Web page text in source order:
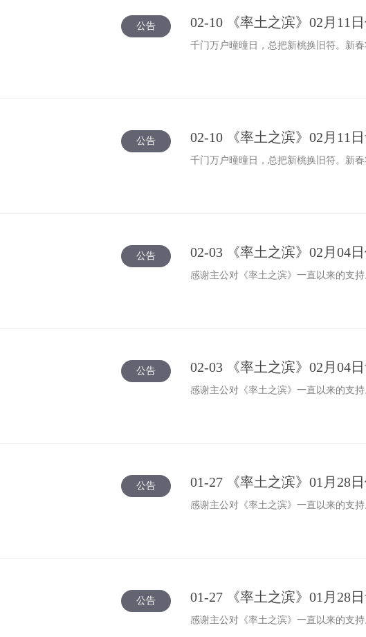
公告 02-10 《率土之滨》02月11
千门万户曈曈日，总把新桃换旧符。新
公告 02-10 《率土之滨》02月11
千门万户曈曈日，总把新桃换旧符。新
公告 02-03 《率土之滨》02月04
感谢主公对《率土之滨》一直以来的支
公告 02-03 《率土之滨》02月04
感谢主公对《率土之滨》一直以来的支
公告 01-27 《率土之滨》01月28
感谢主公对《率土之滨》一直以来的支
公告 01-27 《率土之滨》01月28
感谢主公对《率土之滨》一直以来的支